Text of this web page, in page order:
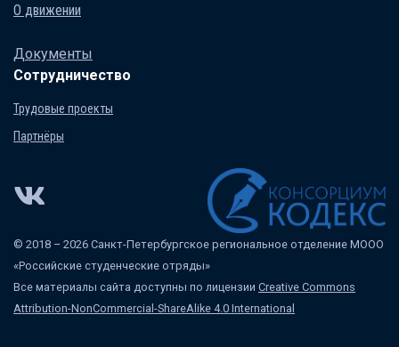
О движении
Документы
Сотрудничество
Трудовые проекты
Партнёры
© 2018 – 2026 Санкт-Петербургское региональное отделение МООО
«Российские студенческие отряды»
Все материалы сайта доступны по лицензии Creative Commons
Attribution-NonCommercial-ShareAlike 4.0 International